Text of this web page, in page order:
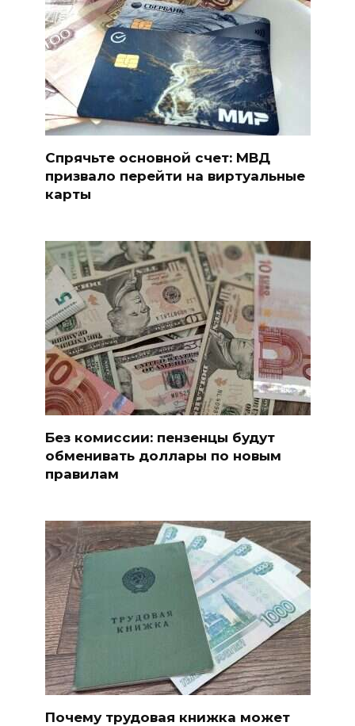
Спрячьте основной счет: МВД
призвало перейти на виртуальные
карты
Без комиссии: пензенцы будут
обменивать доллары по новым
правилам
Почему трудовая книжка может